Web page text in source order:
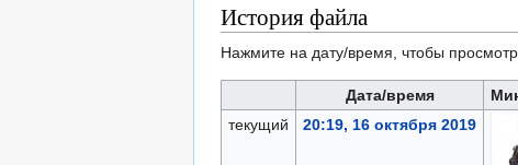
История файла
Нажмите на дату/время, чтобы
Дата/время
текущий
20:19, 16 октября 2019